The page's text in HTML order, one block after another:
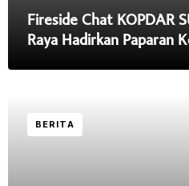
Fireside Chat KOPDAR
Raya Hadirkan Paparan
BERITA